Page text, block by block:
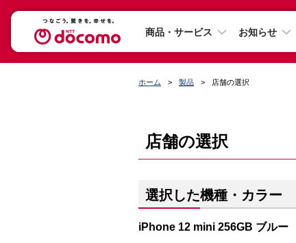
商品・サービス お知らせ
ホーム 製品 店舗の選択
店舗の選択
選択した機種・カラー
iPhone 12 mini 256GB ブルー